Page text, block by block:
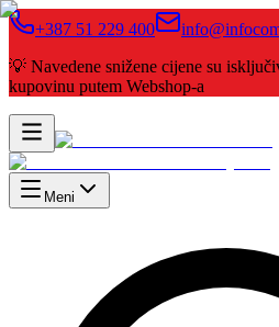
+387 51 229 400
💡 Navedene snižene cijene su
kupovinu putem Webshop-a
Meni